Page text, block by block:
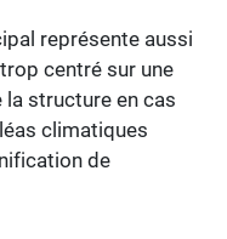
représente aussi
centré sur une
structure en cas
climatiques
de